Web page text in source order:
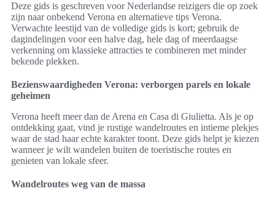
Deze gids is geschreven voor Nederlandse reizigers die op zoek
zijn naar onbekend Verona en alternatieve tips Verona.
Verwachte leestijd van de volledige gids is kort; gebruik de
dagindelingen voor een halve dag, hele dag of meerdaagse
verkenning om klassieke attracties te combineren met minder
bekende plekken.
Bezienswaardigheden Verona: verborgen parels en lokale
geheimen
Verona heeft meer dan de Arena en Casa di Giulietta. Als je op
ontdekking gaat, vind je rustige wandelroutes en intieme plekjes
waar de stad haar echte karakter toont. Deze gids helpt je kiezen
wanneer je wilt wandelen buiten de toeristische routes en
genieten van lokale sfeer.
Wandelroutes weg van de massa